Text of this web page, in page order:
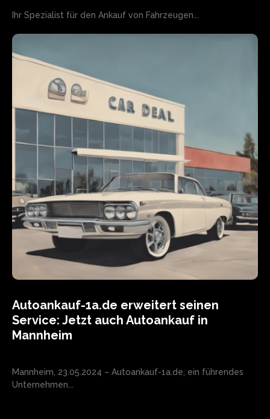
Ihr Spezialist für den Ankauf von Fahrzeugen...
Autoankauf-1a.de erweitert seinen
Service: Jetzt auch Autoankauf in
Mannheim
Mannheim, 23.05.2024 – Autoankauf-1a.de, ein führendes
Unternehmen...